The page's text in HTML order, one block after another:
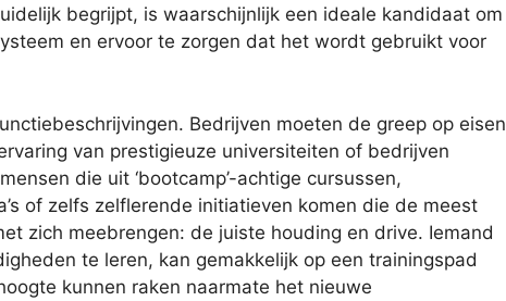
begrijpt, is waarschijnlijk een ideale kandidaat om
en ervoor te zorgen dat het wordt gebruikt voor
Bedrijven moeten de greep op eisen
van prestigieuze universiteiten of bedrijven
die uit ‘bootcamp’-achtige cursussen,
of zelfs zelflerende initiatieven komen die de meest
zich meebrengen: de juiste houding en drive. Iemand
te leren, kan gemakkelijk op een trainingspad
kunnen raken naarmate het nieuwe